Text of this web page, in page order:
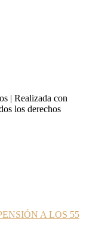
| Realizada con
los derechos